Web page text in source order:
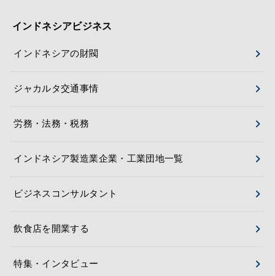
インドネシアビジネス
インドネシアの財閥
ジャカルタ交通事情
労務・法務・税務
インドネシア製造業企業・工業団地一覧
ビジネスコンサルタント
飲食店を開業する
特集・インタビュー